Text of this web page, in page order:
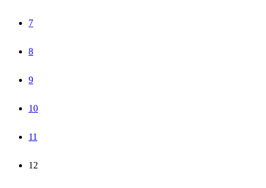
7
8
9
10
11
12